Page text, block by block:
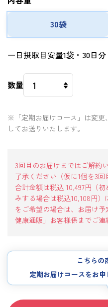
30袋
一日摂取目安量1袋・30日分
数量
※「定期お届けコース」は変更
してお送りいたします。
3回目のお届けまではご解約
了承ください（仮に1個を3
合計金額は税込 10,497円（
みする場合は税込10,108円）
をご希望の場合は、お届け
健康通販」お客様係までご連
こちらの
定期お届けコースをお